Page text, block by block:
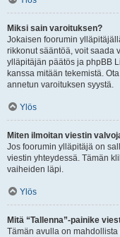
Miksi sain varoituksen?
Jokaisen foorumin
rikkonut sääntöä, voit saada
ylläpitäjän päätös ja phpBB
kanssa mitään tekemistä.
annetun varoituksen syystä.
Ylös
Miten ilmoitan viestin
Jos foorumin ylläpitäjä on
viestin yhteydessä. Tämän
vaiheiden läpi.
Ylös
Mitä “Tallenna”-painike
Tämän avulla on